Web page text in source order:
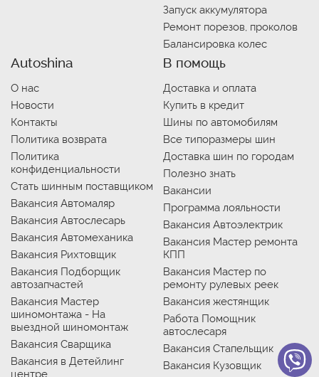
Запуск аккумулятора
Ремонт порезов, проколов
Балансировка колес
Autoshina
О нас
Новости
Контакты
Политика возврата
Политика
конфиденциальности
Стать шинным поставщиком
Вакансия Автомаляр
Вакансия Автослесарь
Вакансия Автомеханика
Вакансия Рихтовщик
Вакансия Подборщик
автозапчастей
Вакансия Мастер
шиномонтажа - На
выездной шиномонтаж
Вакансия Сварщика
Вакансия в Детейлинг
центре
В помощь
Доставка и оплата
Купить в кредит
Шины по автомобилям
Все типоразмеры шин
Доставка шин по городам
Полезно знать
Вакансии
Программа лояльности
Вакансия Автоэлектрик
Вакансия Мастер ремонта
КПП
Вакансия Мастер по
ремонту рулевых реек
Вакансия жестянщик
Работа Помощник
автослесаря
Вакансия Стапельщик
Вакансия Кузовщик